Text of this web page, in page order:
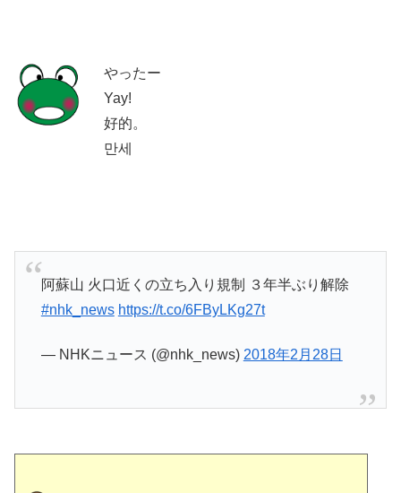
やったー
Yay!
好的。
만세
阿蘇山 火口近くの立ち入り規制 ３年半ぶり解除
#nhk_news https://t.co/6FByLKg27t
— NHKニュース (@nhk_news) 2018年2月28日